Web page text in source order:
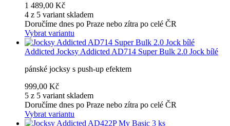
1 489,00 Kč
4 z 5 variant skladem
Doručíme dnes po Praze nebo zítra po celé ČR
Vybrat variantu
Addicted Jocksy Addicted AD714 Super Bulk 2.0 Jock bílé
pánské jocksy s push-up efektem
999,00 Kč
5 z 5 variant skladem
Doručíme dnes po Praze nebo zítra po celé ČR
Vybrat variantu